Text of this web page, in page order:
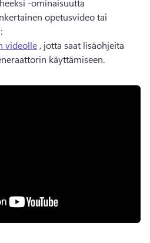
-ominaisuutta
opetusvideo tai
videolle , jotta saat lisäohjeita
käyttämiseen.